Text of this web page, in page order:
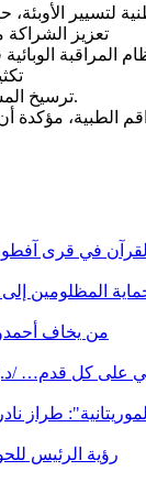
• تعزيز
المراقبة
•
• ترسيخ المشاركة المجتمعية في جهود الاستجابة.
في قرى
المظلومين
" من يخاف
على كل قدم… /
طراز
رؤية الرئيس